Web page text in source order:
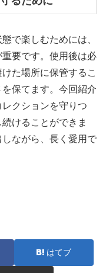
で楽しむためには、
要です。使用後は必
た場所に保管するこ
保てます。今回紹介
クションを守りつ
けることができま
ながら、長く愛用で
はてブ